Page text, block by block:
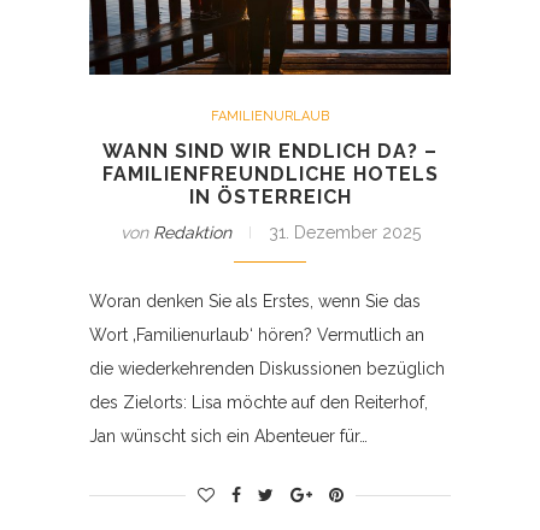
FAMILIENURLAUB
WANN SIND WIR ENDLICH DA? –
FAMILIENFREUNDLICHE HOTELS
IN ÖSTERREICH
von Redaktion 31. Dezember 2025
Woran denken Sie als Erstes, wenn Sie das
Wort ‚Familienurlaub‘ hören? Vermutlich an
die wiederkehrenden Diskussionen bezüglich
des Zielorts: Lisa möchte auf den Reiterhof,
Jan wünscht sich ein Abenteuer für…